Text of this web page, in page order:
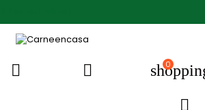
  0